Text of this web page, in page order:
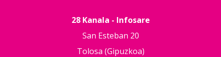
28 Kanala - Infosare
San Esteban 20
Tolosa (Gipuzkoa)